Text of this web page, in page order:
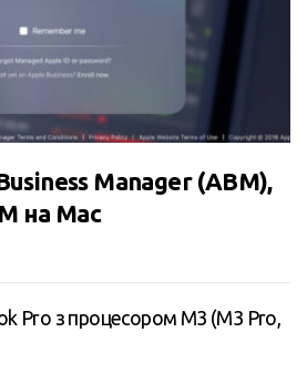
Manager (ABM),
на Mac
Pro з процесором M3 (M3 Pro,